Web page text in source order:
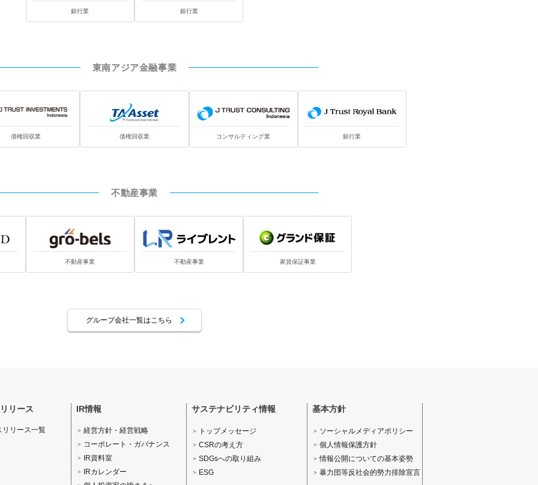
銀行業 銀行業
東南アジア金融事業
債権回収業 債権回収業 コンサルティング業 銀行業
不動産事業
不動産事業 不動産事業 家賃保証事業
グループ会社一覧はこちら
リース
リリース一覧
IR情報
経営方針・経営戦略
コーポレート・ガバナンス
IR資料室
IRカレンダー
サステナビリティ情報
トップメッセージ
CSRの考え方
SDGsへの取り組み
ESG
基本方針
ソーシャルメディアポリシー
個人情報保護方針
情報公開についての基本姿勢
暴力団等反社会的勢力排除宣言